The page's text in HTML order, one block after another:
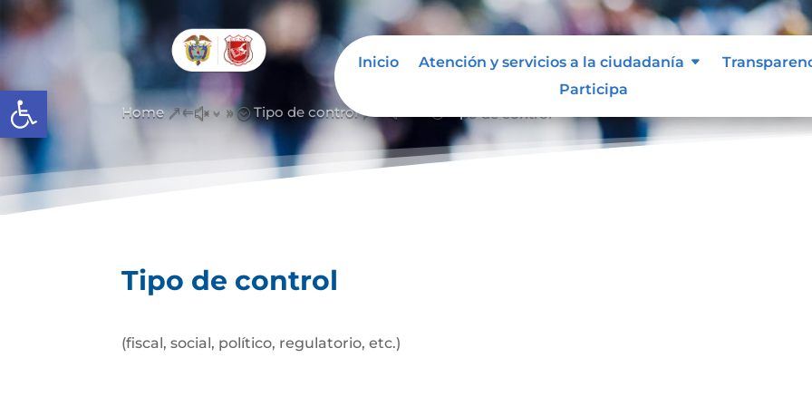
Abrir barra de herramientas
Inicio Atención y servicios a la ciudadanía
Participa
Home &#x39; Tipo de control &#x39;
Tipo de control
(fiscal, social, político, regulatorio, etc.)